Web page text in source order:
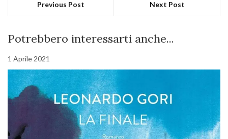
Previous Post Next Post
Potrebbero interessarti anche...
1 Aprile 2021